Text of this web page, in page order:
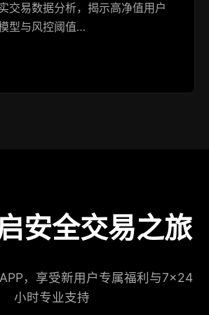
交易数据分析，揭示高净值用户
型与风控阈值…
安全交易之旅
，享受新用户专属福利与7×24
小时专业支持